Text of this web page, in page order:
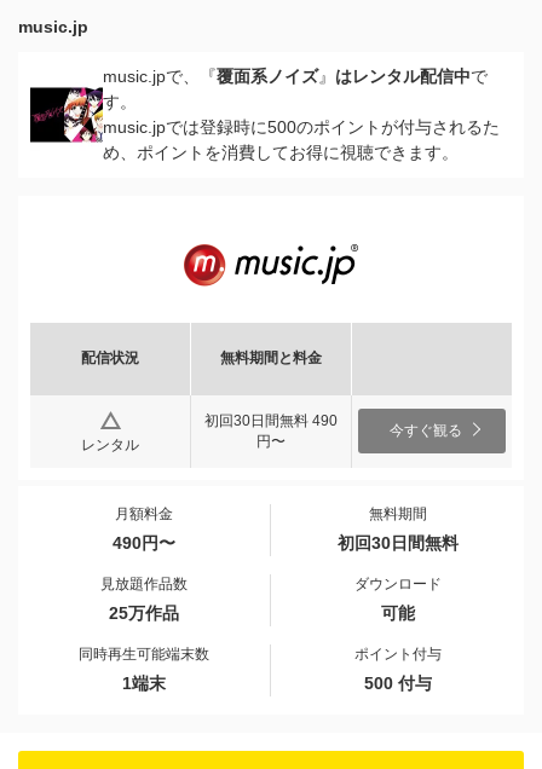
music.jp
music.jpで、『覆面系ノイズ』 はレンタル配信中で
す。
music.jpでは登録時に500のポイントが付与されるた
め、ポイントを消費してお得に視聴できます。
配信状況 無料期間と料金
レンタル
初回30日間無料 490
円〜
今すぐ観る
月額料金
490円〜
無料期間
初回30日間無料
見放題作品数
25万作品
ダウンロード
可能
同時再生可能端末数
1端末
ポイント付与
500 付与